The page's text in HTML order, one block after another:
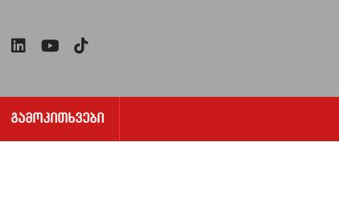
Გამოკითხვები